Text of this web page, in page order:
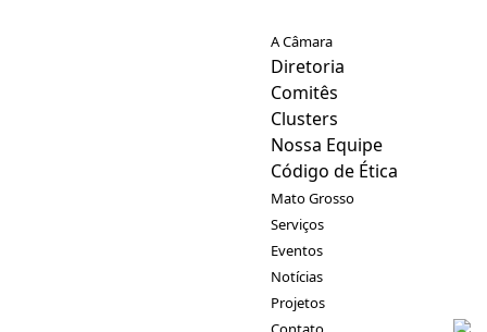
A Câmara
Diretoria
Comitês
Clusters
Nossa Equipe
Código de Ética
Mato Grosso
Serviços
Eventos
Notícias
Projetos